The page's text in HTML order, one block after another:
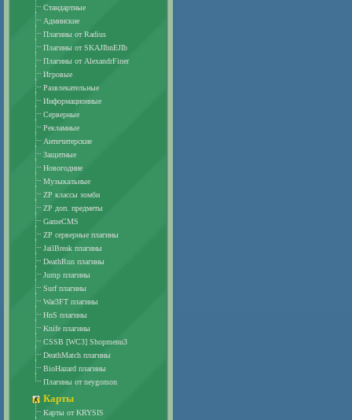
Стандартные
Админские
Плагины от Radius
Плагины от SKAJIbnEJIb
Плагины от AlexandrFiner
Игровые
Развлекательные
Информационные
Серверные
Рекламные
Античитерские
Защитные
Новогодние
Музыкальные
ZP классы зомби
ZP доп. предметы
GameCMS
ZP серверные плагины
JailBreak плагины
DeathRun плагины
Jump плагины
Surf плагины
War3FT плагины
HnS плагины
Knife плагины
CSSB [WC3] Shopmenu3
DeathMatch плагины
BioHazard плагины
Плагины от neygomon
Карты
Карты от KRYSIS